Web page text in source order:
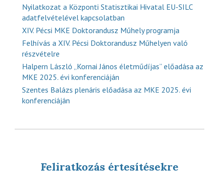
Nyilatkozat a Központi Statisztikai Hivatal EU-SILC
adatfelvételével kapcsolatban
XIV. Pécsi MKE Doktorandusz Műhely programja
Felhívás a XIV. Pécsi Doktorandusz Műhelyen való
részvételre
Halpern László „Kornai János életműdíjas” előadása az
MKE 2025. évi konferenciáján
Szentes Balázs plenáris előadása az MKE 2025. évi
konferenciáján
Feliratkozás értesítésekre